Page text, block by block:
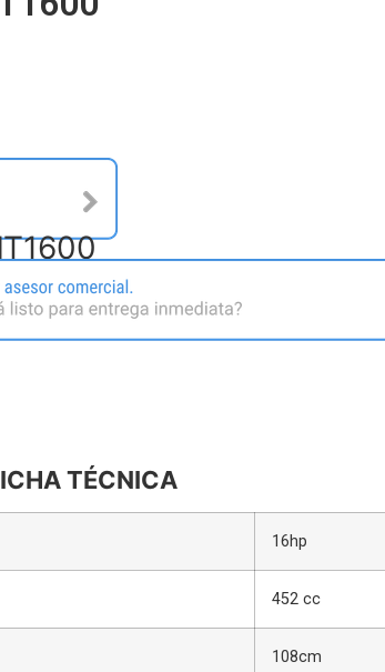
TÉCNICA
16hp
452 cc
108cm